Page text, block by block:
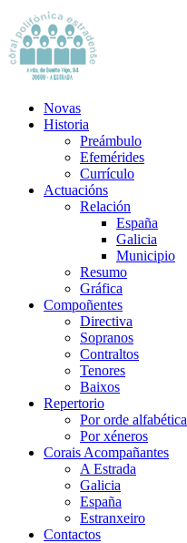
Novas
Historia
Preámbulo
Efemérides
Currículo
Actuacións
Relación
España
Galicia
Municipio
Resumo
Gráfica
Compoñentes
Directiva
Sopranos
Contraltos
Tenores
Baixos
Repertorio
Por orde alfabética
Por xéneros
Corais Acompañantes
A Estrada
Galicia
España
Estranxeiro
Contactos